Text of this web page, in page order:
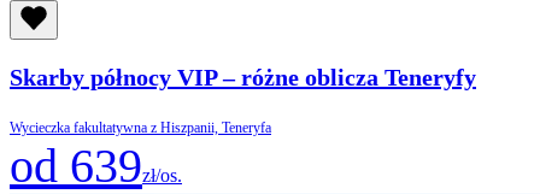
Skarby północy VIP – różne oblicza Teneryfy
Wycieczka fakultatywna z Hiszpanii, Teneryfa
od 639zł/os.